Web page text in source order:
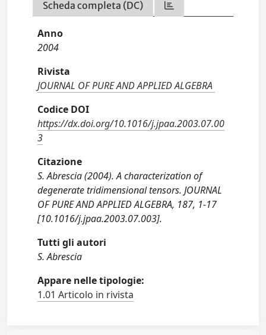
Scheda completa (DC)
Anno
2004
Rivista
JOURNAL OF PURE AND APPLIED ALGEBRA
Codice DOI
https://dx.doi.org/10.1016/j.jpaa.2003.07.00
3
Citazione
S. Abrescia (2004). A characterization of
degenerate tridimensional tensors. JOURNAL
OF PURE AND APPLIED ALGEBRA, 187, 1-17
[10.1016/j.jpaa.2003.07.003].
Tutti gli autori
S. Abrescia
Appare nelle tipologie:
1.01 Articolo in rivista